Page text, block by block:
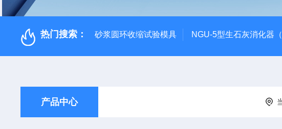
热门搜索： 砂浆圆环收缩试验模具 NGU-5型生石灰消化器
产品中心